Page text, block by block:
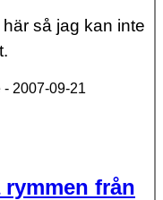
så jag kan inte
2007-09-21
från